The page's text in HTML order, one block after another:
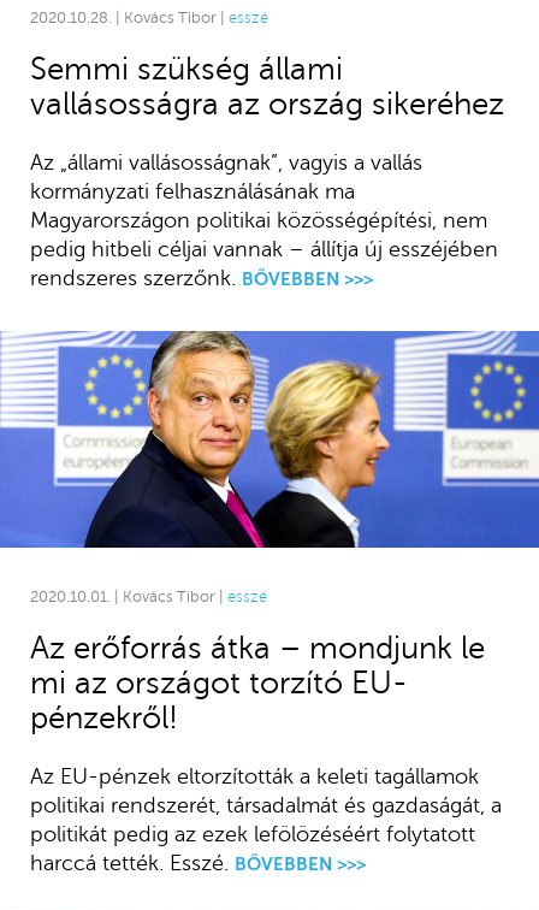
2020.10.28. | Kovács Tibor | esszé
Semmi szükség állami
vallásosságra az ország sikeréhez
Az „állami vallásosságnak”, vagyis a vallás
kormányzati felhasználásának ma
Magyarországon politikai közösségépítési, nem
pedig hitbeli céljai vannak – állítja új esszéjében
rendszeres szerzőnk. BŐVEBBEN >>>
2020.10.01. | Kovács Tibor | esszé
Az erőforrás átka – mondjunk le
mi az országot torzító EU-
pénzekről!
Az EU-pénzek eltorzították a keleti tagállamok
politikai rendszerét, társadalmát és gazdaságát, a
politikát pedig az ezek lefölözéséért folytatott
harccá tették. Esszé.
BŐVEBBEN >>>